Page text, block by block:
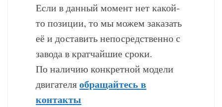
Если в данный момент нет какой-
то позиции, то мы можем заказать
её и доставить непосредственно с
завода в кратчайшие сроки.
По наличию конкретной модели
двигателяобращайтесь в
контакты